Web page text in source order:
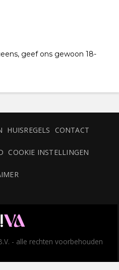
geef ons gewoon 18-
HUISREGELS CONTACT
COOKIE INSTELLINGEN
- alle rechten voorbehouden